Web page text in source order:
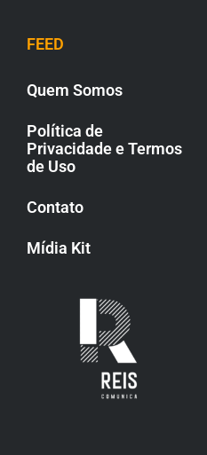
FEED
Quem Somos
Política de
Privacidade e Termos
de Uso
Contato
Mídia Kit